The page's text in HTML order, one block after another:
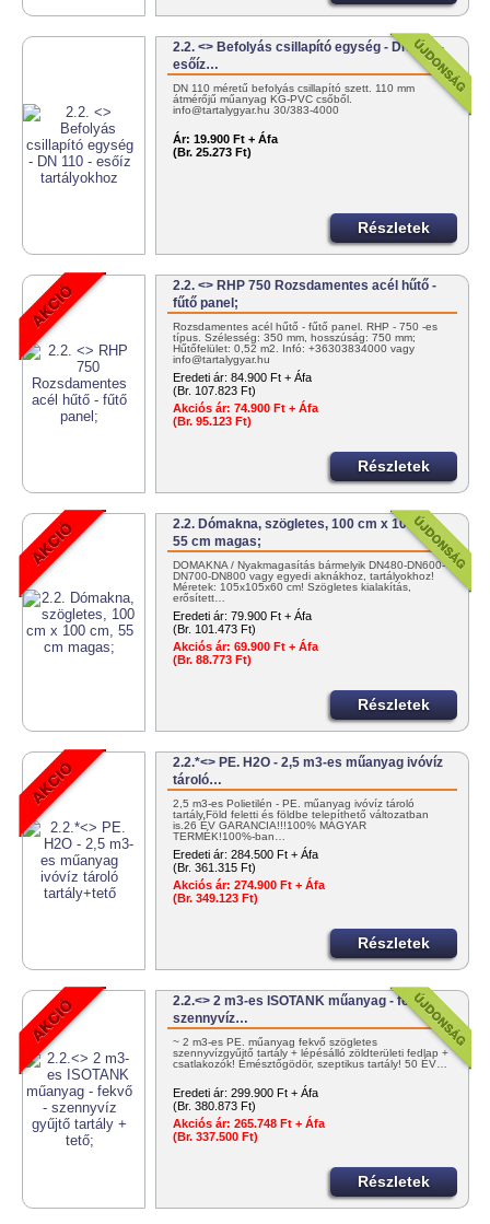
2.2. <> Befolyás csillapító egység - DN 110 -
esőíz…
DN 110 méretű befolyás csillapító szett. 110 mm
átmérőjű műanyag KG-PVC csőből.
info@tartalygyar.hu 30/383-4000
Ár: 19.900 Ft + Áfa
(Br. 25.273 Ft)
Részletek
2.2. <> RHP 750 Rozsdamentes acél hűtő -
fűtő panel;
Rozsdamentes acél hűtő - fűtő panel. RHP - 750 -es
típus. Szélesség: 350 mm, hosszúság: 750 mm;
Hűtőfelület: 0,52 m2. Infó: +36303834000 vagy
info@tartalygyar.hu
Eredeti ár: 84.900 Ft + Áfa
(Br. 107.823 Ft)
Akciós ár: 74.900 Ft + Áfa
(Br. 95.123 Ft)
Részletek
2.2. Dómakna, szögletes, 100 cm x 100 cm,
55 cm magas;
DÓMAKNA / Nyakmagasítás bármelyik DN480-DN600-
DN700-DN800 vagy egyedi aknákhoz, tartályokhoz!
Méretek: 105x105x60 cm! Szögletes kialakítás,
erősített…
Eredeti ár: 79.900 Ft + Áfa
(Br. 101.473 Ft)
Akciós ár: 69.900 Ft + Áfa
(Br. 88.773 Ft)
Részletek
2.2.*<> PE. H2O - 2,5 m3-es műanyag ivóvíz
tároló…
2,5 m3-es Polietilén - PE. műanyag ivóvíz tároló
tartály.Föld feletti és földbe telepíthető változatban
is.26 ÉV GARANCIA!!!100% MAGYAR
TERMÉK!100%-ban…
Eredeti ár: 284.500 Ft + Áfa
(Br. 361.315 Ft)
Akciós ár: 274.900 Ft + Áfa
(Br. 349.123 Ft)
Részletek
2.2.<> 2 m3-es ISOTANK műanyag - fekvő -
szennyvíz…
~ 2 m3-es PE. műanyag fekvő szögletes
szennyvízgyűjtő tartály + lépésálló zöldterületi fedlap +
csatlakozók! Emésztőgödör, szeptikus tartály! 50 ÉV…
Eredeti ár: 299.900 Ft + Áfa
(Br. 380.873 Ft)
Akciós ár: 265.748 Ft + Áfa
(Br. 337.500 Ft)
Részletek